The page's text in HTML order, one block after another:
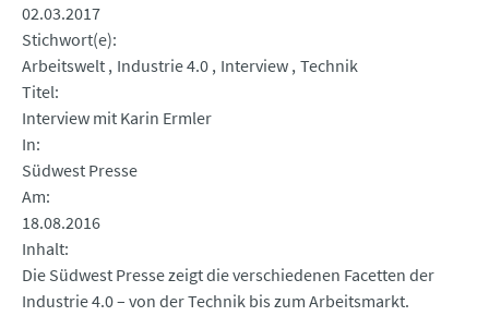
02.03.2017
Stichwort(e)
Arbeitswelt Industrie 4.0 Interview Technik
Titel
Interview mit Karin Ermler
In
Südwest Presse
Am
18.08.2016
Inhalt
Die Südwest Presse zeigt die verschiedenen Facetten der
Industrie 4.0 – von der Technik bis zum Arbeitsmarkt.